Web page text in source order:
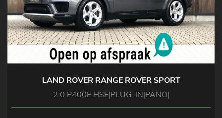
LAND ROVER RANGE ROVER SPORT
2.0 P400E HSE|PLUG-IN|PANO|